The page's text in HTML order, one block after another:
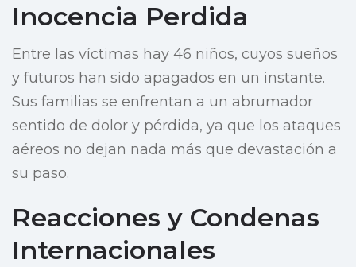
Inocencia Perdida
Entre las víctimas hay 46 niños, cuyos sueños
y futuros han sido apagados en un instante.
Sus familias se enfrentan a un abrumador
sentido de dolor y pérdida, ya que los ataques
aéreos no dejan nada más que devastación a
su paso.
Reacciones y Condenas
Internacionales